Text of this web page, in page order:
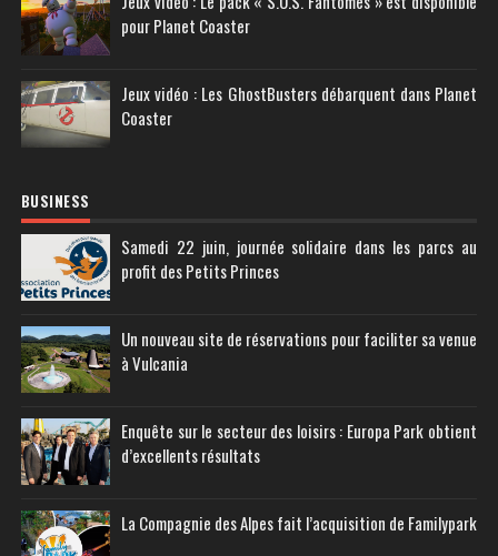
pour Planet Coaster
Jeux vidéo : Les GhostBusters débarquent dans Planet
Coaster
BUSINESS
Samedi 22 juin, journée solidaire dans les parcs au
profit des Petits Princes
Un nouveau site de réservations pour faciliter sa venue
à Vulcania
Enquête sur le secteur des loisirs : Europa Park obtient
d’excellents résultats
La Compagnie des Alpes fait l’acquisition de Familypark